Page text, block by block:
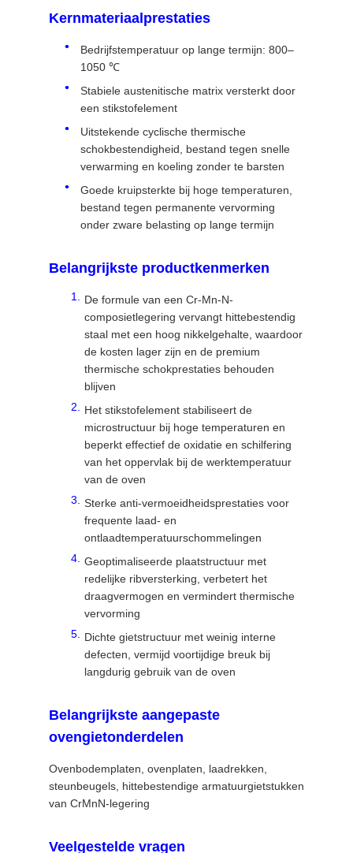
Kernmateriaalprestaties
Bedrijfstemperatuur op lange termijn: 800–
1050 ℃
Stabiele austenitische matrix versterkt door
een stikstofelement
Uitstekende cyclische thermische
schokbestendigheid, bestand tegen snelle
verwarming en koeling zonder te barsten
Goede kruipsterkte bij hoge temperaturen,
bestand tegen permanente vervorming
onder zware belasting op lange termijn
Belangrijkste productkenmerken
De formule van een Cr-Mn-N-
composietlegering vervangt hittebestendig
staal met een hoog nikkelgehalte, waardoor
de kosten lager zijn en de premium
thermische schokprestaties behouden
blijven
Het stikstofelement stabiliseert de
microstructuur bij hoge temperaturen en
beperkt effectief de oxidatie en schilfering
van het oppervlak bij de werktemperatuur
van de oven
Sterke anti-vermoeidheidsprestaties voor
frequente laad- en
ontlaadtemperatuurschommelingen
Geoptimaliseerde plaatstructuur met
redelijke ribversterking, verbetert het
draagvermogen en vermindert thermische
vervorming
Dichte gietstructuur met weinig interne
defecten, vermijd voortijdige breuk bij
langdurig gebruik van de oven
Belangrijkste aangepaste
ovengietonderdelen
Ovenbodemplaten, ovenplaten, laadrekken,
steunbeugels, hittebestendige armatuurgietstukken
van CrMnN-legering
Veelgestelde vragen